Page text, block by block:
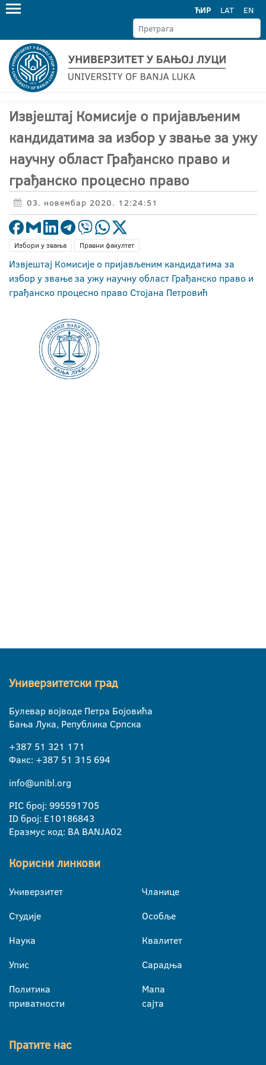
ЋИР LAT EN
Извјештај Комисије о пријављеним
кандидатима за избор у звање за ужу
научну област Грађанско право и
грађанско процесно право
03. новембар 2020. 12:24:51
Избори у звања Правни факултет
Извјештај Комисије о пријављеним кандидатима за
избор у звање за ужу научну област Грађанско право и
грађанско процесно право Стојана Петровић
Универзитетски град
Булевар војводе Петра Бојовића
Бања Лука, Република Српска
+387 51 321 171
Факс: +387 51 315 694
info@unibl.org
PIC број: 995591705
ID број: E10186843
Еразмус код: BA BANJA02
Корисни линкови
Универзитет
Студије
Наука
Упис
Политика
приватности
Чланице
Особље
Квалитет
Сарадња
Мапа
сајта
Пратите нас